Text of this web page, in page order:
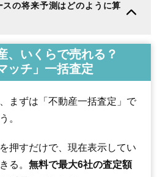
の将来予測はどのように算
、いくらで売れる？
ッチ」一括査定
まずは「不動産一括査定」で
。
押すだけで、現在表示してい
る。 無料で最大6社の査定額